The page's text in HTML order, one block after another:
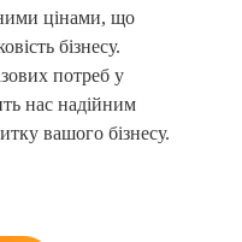
цінами, що
бізнесу.
потреб у
нас надійним
вашого бізнесу.